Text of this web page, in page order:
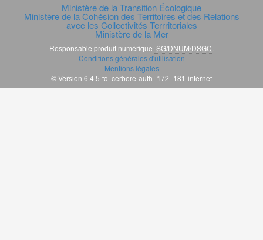
Ministère de la Transition Écologique
Ministère de la Cohésion des Territoires et des Relations
avec les Collectivités Terrritoriales
Ministère de la Mer
Responsable produit numérique SG/DNUM/DSGC
Conditions générales d'utilisation
Mentions légales
© Version 6.4.5-tc_cerbere-auth_172_181-internet